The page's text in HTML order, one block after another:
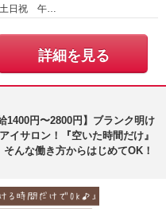
土日祝 午…
詳細を見る
1400円〜2800円】ブランク明け
イサロン！『空いた時間だけ』
んな働き方からはじめてOK！